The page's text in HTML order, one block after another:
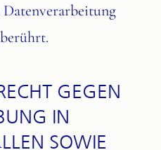
GEGEN
IN
SOWIE